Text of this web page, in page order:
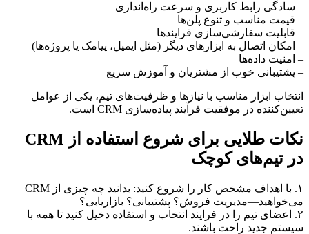
– سادگی رابط کاربری و سرعت راه‌اندازی
– قیمت مناسب و تنوع پلن‌ها
– قابلیت سفارشی‌سازی فرایندها
– امکان اتصال به ابزارهای دیگر (مثل ایمیل، پیامک یا پروژه‌ها)
– امنیت داده‌ها
– پشتیبانی خوب از مشتریان و آموزش سریع
انتخاب ابزار مناسب با نیازها و ظرفیت‌های تیم، یکی از عوامل
تعیین‌کننده در موفقیت فرآیند پیاده‌سازی CRM است.
نکات طلایی برای شروع استفاده از CRM
در تیم‌های کوچک
۱. با اهداف مشخص کار را شروع کنید: بدانید چه چیزی از CRM
می‌خواهید—مدیریت فروش؟ پشتیبانی؟ بازاریابی؟
۲. اعضای تیم را در فرایند انتخاب و استفاده دخیل کنید تا همه با
سیستم جدید راحت باشند.